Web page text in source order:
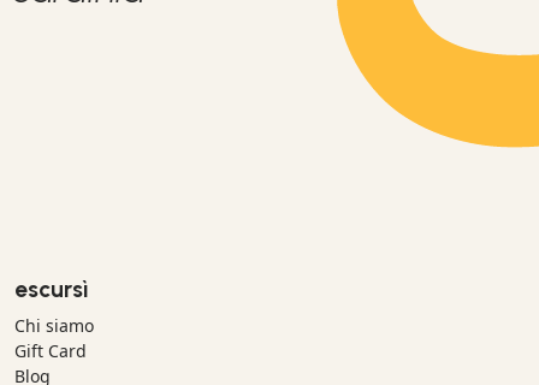
escursì
Chi siamo
Gift Card
Blog